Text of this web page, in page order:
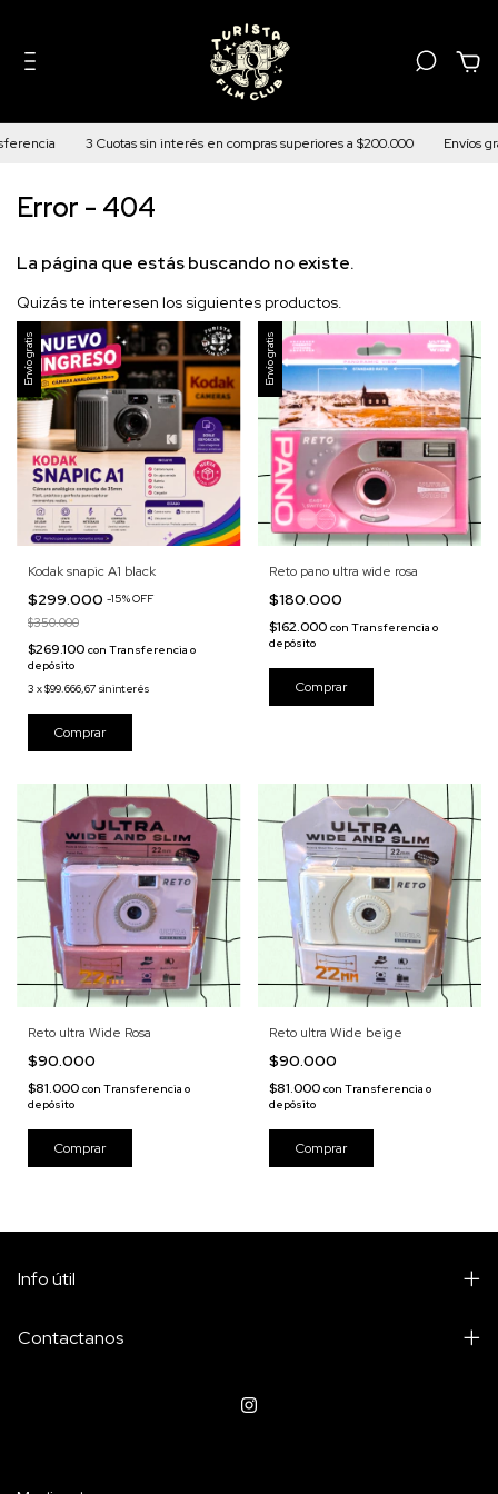
3 Cuotas sin interés en compras superiores a $200.000 Envíos
Error - 404
La página que estás buscando no existe.
Quizás te interesen los siguientes productos.
Envío gratis
Kodak snapic A1 black
$299.000 -15%OFF
$350.000
$269.100 con Transferencia o
depósito
3 x$99.666,67 sin interés
Envío gratis
Reto pano ultra wide rosa
$180.000
$162.000 con Transferencia o
depósito
Reto ultra Wide Rosa
$90.000
$81.000 con Transferencia o
depósito
Reto ultra Wide beige
$90.000
$81.000 con Transferencia o
depósito
Info útil
Contactanos